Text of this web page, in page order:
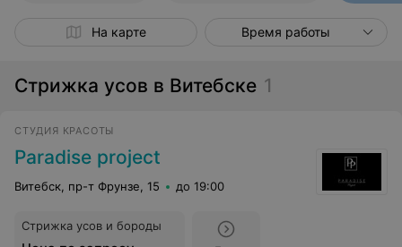
На карте Время работы
Стрижка усов в Витебске 1
СТУДИЯ КРАСОТЫ
Paradise project
Витебск, пр-т Фрунзе, 15 до 19:00
Стрижка усов и бороды